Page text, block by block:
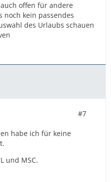
offen für andere
noch kein passendes
des Urlaubs schauen
#7
habe ich für keine
und MSC.